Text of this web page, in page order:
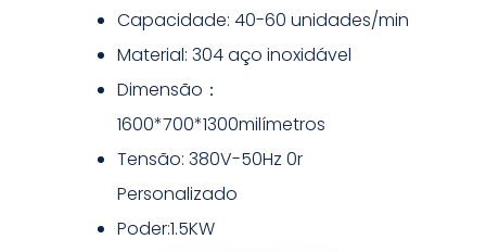
Capacidade: 40-60 unidades/min
Material: 304 aço inoxidável
Dimensão：
1600*700*1300milímetros
Tensão: 380V-50Hz 0r
Personalizado
Poder:1.5KW